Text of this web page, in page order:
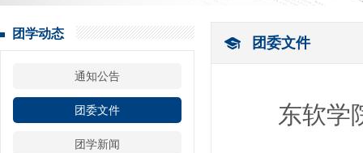
团学动态
通知公告
团委文件
团学新闻
团委文件
东软学